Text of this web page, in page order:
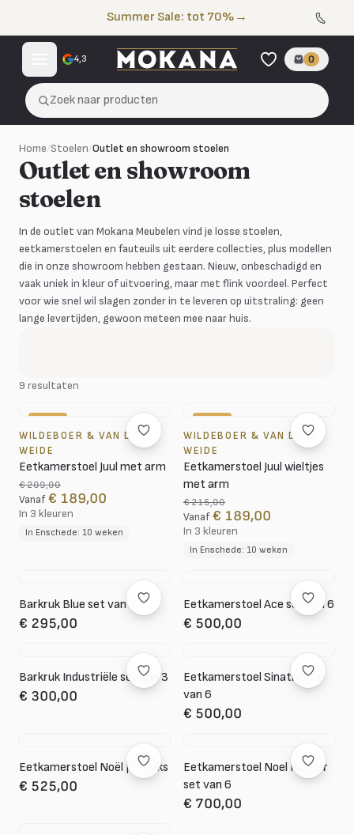
Summer Sale: tot 70% →
4,3 0
Zoek naar producten
Home/Stoelen/Outlet en showroom stoelen
Outlet en showroom
stoelen
In de outlet van Mokana Meubelen vind je losse stoelen,
eetkamerstoelen en fauteuils uit eerdere collecties, plus modellen
die in onze showroom hebben gestaan. Nieuw, onbeschadigd en
vaak uniek in kleur of uitvoering, maar met flink voordeel. Perfect
voor wie snel wil slagen zonder in te leveren op uitstraling: geen
lange levertijden, gewoon meteen mee naar huis.
9 resultaten
WILDEBOER & VAN DER
WEIDE
Eetkamerstoel Juul met arm
€ 209,00
Vanaf € 189,00
In 3 kleuren
In Enschede: 10 weken
WILDEBOER & VAN DER
WEIDE
Eetkamerstoel Juul wieltjes
met arm
€ 215,00
Vanaf € 189,00
In 3 kleuren
In Enschede: 10 weken
Barkruk Blue set van 4
€ 295,00
Eetkamerstoel Ace set van 6
€ 500,00
Barkruk Industriële set van 3
€ 300,00
Eetkamerstoel Sinatra set
van 6
€ 500,00
Eetkamerstoel Noël | 7 stuks
€ 525,00
Eetkamerstoel Noel Hunter
set van 6
€ 700,00